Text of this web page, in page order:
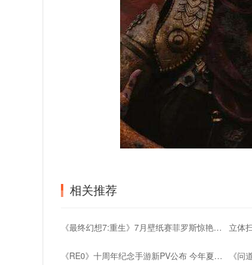
相关推荐
《最终幻想7:重生》7月壁纸赛菲罗斯惊艳亮相
《RE0》十周年纪念手游新PV公布 今年夏季上线